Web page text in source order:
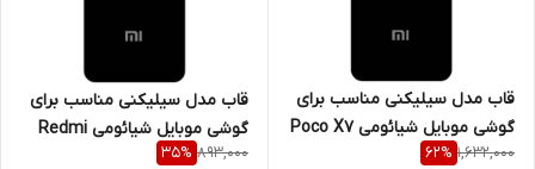
قاب مدل سیلیکنی مناسب برای
گوشی موبایل شیائومی Poco X7
Pro
1,632,000
62%
قاب مدل سیلیکنی مناسب برای
گوشی موبایل شیائومی Redmi
A5
893,000
35%